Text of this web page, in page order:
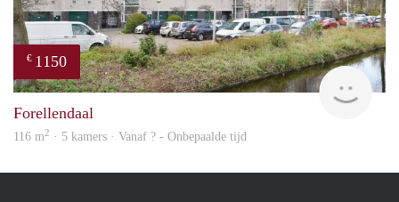
€ 1150
Forellendaal
116 m2 · 5 kamers · Vanaf ? - Onbepaalde tijd